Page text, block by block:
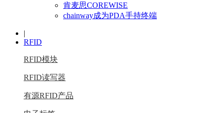
肯麦思COREWISE
chainway成为PDA手持终端
|
RFID
RFID模块
RFID读写器
有源RFID产品